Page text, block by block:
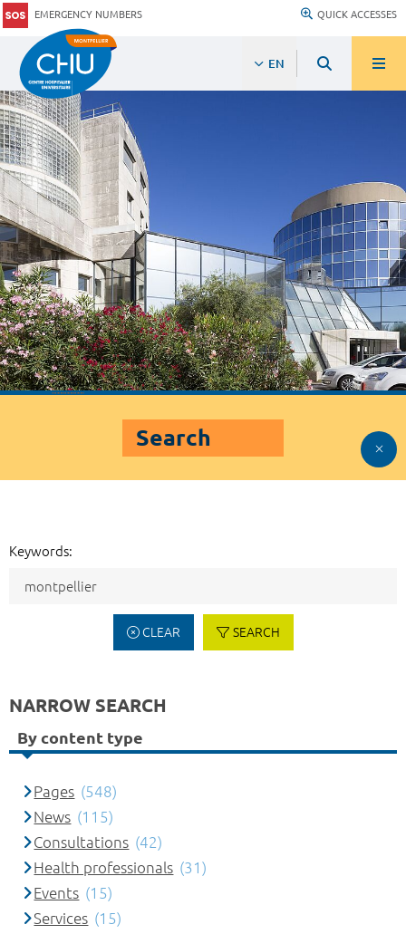
EMERGENCY NUMBERS QUICK ACCESSES
EN
Search
Keywords:
CLEAR SEARCH
NARROW SEARCH
By content type
Pages (548)
News (115)
Consultations (42)
Health professionals (31)
Events (15)
Services (15)